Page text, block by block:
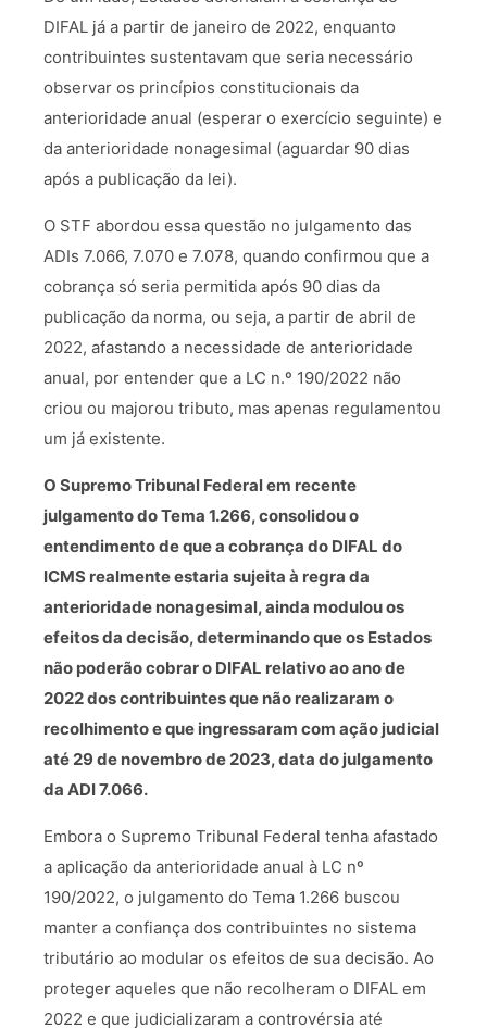
DIFAL já a partir de janeiro de 2022, enquanto
contribuintes sustentavam que seria necessário
observar os princípios constitucionais da
anterioridade anual (esperar o exercício seguinte) e
da anterioridade nonagesimal (aguardar 90 dias
após a publicação da lei).
O STF abordou essa questão no julgamento das
ADIs 7.066, 7.070 e 7.078, quando confirmou que a
cobrança só seria permitida após 90 dias da
publicação da norma, ou seja, a partir de abril de
2022, afastando a necessidade de anterioridade
anual, por entender que a LC n.º 190/2022 não
criou ou majorou tributo, mas apenas regulamentou
um já existente.
O Supremo Tribunal Federal em recente
julgamento do Tema 1.266, consolidou o
entendimento de que a cobrança do DIFAL do
ICMS realmente estaria sujeita à regra da
anterioridade nonagesimal, ainda modulou os
efeitos da decisão, determinando que os Estados
não poderão cobrar o DIFAL relativo ao ano de
2022 dos contribuintes que não realizaram o
recolhimento e que ingressaram com ação judicial
até 29 de novembro de 2023, data do julgamento
da ADI 7.066.
Embora o Supremo Tribunal Federal tenha afastado
a aplicação da anterioridade anual à LC nº
190/2022, o julgamento do Tema 1.266 buscou
manter a confiança dos contribuintes no sistema
tributário ao modular os efeitos de sua decisão. Ao
proteger aqueles que não recolheram o DIFAL em
2022 e que judicializaram a controvérsia até